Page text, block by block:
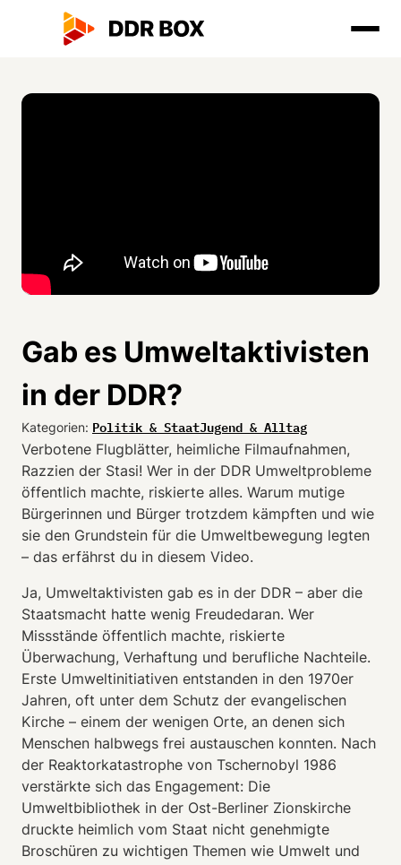
Gab es Umweltaktivisten
in der DDR?
Kategorien: Politik & StaatJugend & Alltag
Verbotene Flugblätter, heimliche Filmaufnahmen,
Razzien der Stasi! Wer in der DDR Umweltprobleme
öffentlich machte, riskierte alles. Warum mutige
Bürgerinnen und Bürger trotzdem kämpften und wie
sie den Grundstein für die Umweltbewegung legten
– das erfährst du in diesem Video.
Ja, Umweltaktivisten gab es in der DDR – aber die
Staatsmacht hatte wenig Freudedaran. Wer
Missstände öffentlich machte, riskierte
Überwachung, Verhaftung und berufliche Nachteile.
Erste Umweltinitiativen entstanden in den 1970er
Jahren, oft unter dem Schutz der evangelischen
Kirche – einem der wenigen Orte, an denen sich
Menschen halbwegs frei austauschen konnten. Nach
der Reaktorkatastrophe von Tschernobyl 1986
verstärkte sich das Engagement: Die
Umweltbibliothek in der Ost-Berliner Zionskirche
druckte heimlich vom Staat nicht genehmigte
Broschüren zu wichtigen Themen wie Umwelt und